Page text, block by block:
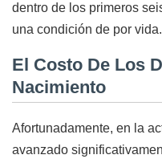
dentro de los primeros
una condición de por vida.
El Costo De Los
Nacimiento
Afortunadamente, en la
avanzado